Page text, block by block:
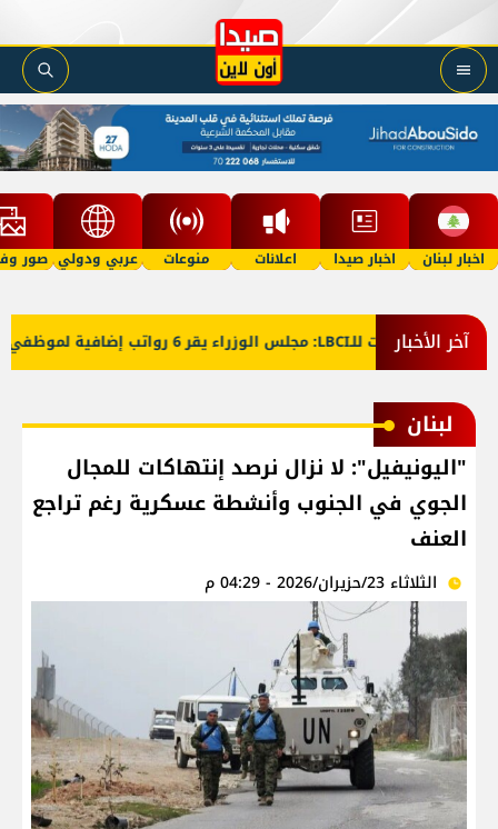
اخبار لبنان اخبار صيدا اعلانات منوعات عربي ودولي صور
آخر الأخبار
معلومات للـLBCI: مجلس الوزراء يقر 6 رواتب إضافية لموظفي القطاع العام وصرف الفروقات بأثر رجعي منذ آذار
لبنان
"اليونيفيل": لا نزال نرصد إنتهاكات للمجال
الجوي في الجنوب وأنشطة عسكرية رغم تراجع
العنف
الثلاثاء 23/حزيران/2026 - 04:29 م